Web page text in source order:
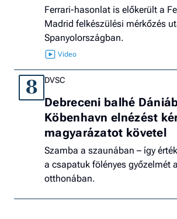
Ferrari-hasonlat is előkerült a
Madrid felkészülési mérkőzés
Spanyolországban.
8 DVSC
Debreceni balhé
Köbenhavn elnézést
magyarázatot követel
Szamba a szaunában – így
a csapatuk fölényes győzelmét
otthonában.